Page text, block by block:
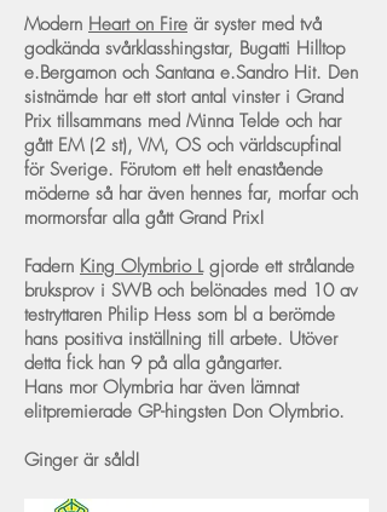
Modern Heart on Fire är syster med två
godkända svårklasshingstar, Bugatti Hilltop
e.Bergamon och Santana e.Sandro Hit. Den
sistnämde har ett stort antal vinster i Grand
Prix tillsammans med Minna Telde och har
gått EM (2 st), VM, OS och världscupfinal
för Sverige. Förutom ett helt enastående
möderne så har även hennes far, morfar och
mormorsfar alla gått Grand Prix!
Fadern King Olymbrio Lgjorde ett strålande
bruksprov i SWB och belönades med 10 av
testryttaren Philip Hess som bl a berömde
hans positiva inställning till arbete. Utöver
detta fick han 9 på alla gångarter.
Hans mor Olymbria har även lämnat
elitpremierade GP-hingsten Don Olymbrio.
Ginger är såld!